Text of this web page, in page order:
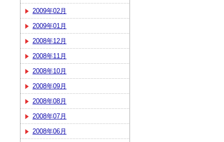
2009年02月
2009年01月
2008年12月
2008年11月
2008年10月
2008年09月
2008年08月
2008年07月
2008年06月